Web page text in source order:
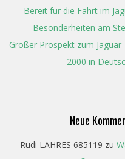
Bereit für die Fahrt im
Besonderheiten am
Großer Prospekt zum
2000 in
Neue
Rudi LAHRES 685119 zu